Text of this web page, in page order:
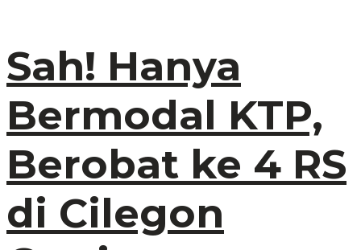
Sah! Hanya
Bermodal KTP,
Berobat ke 4 RS
di Cilegon